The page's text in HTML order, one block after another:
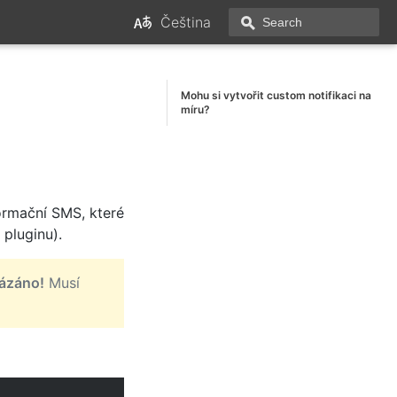
Čeština
SMS, které
Musí
Mohu si vytvořit custom notifikaci na
míru?